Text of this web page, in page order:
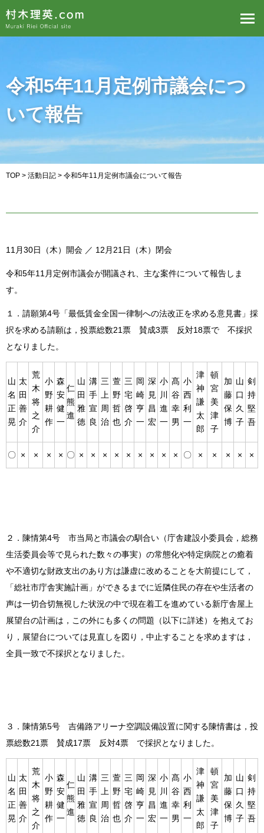
令和5年11月定例市議会につ
いて報告
TOP > 活動日記 > 令和5年11月定例市議会について報告
11月30日（木）開会 ／ 12月21日（木）閉会
令和5年11月定例市議会が開議され、主な案件について報告しま
す。
１．請願第4号「最低賃金全国一律制への法改正を求める意見書」採
択を求める請願は，投票総数21票 賛成3票 反対18票で 不採択
となりました。
山
名
正
晃
太
田
善
介
荒
木
将
之
介
小
野
耕
作
森
安
健
一
仁
熊
進
山
田
雅
徳
溝
手
宣
良
三
上
周
治
萱
野
哲
也
三
宅
啓
介
岡
崎
亨
一
深
見
昌
宏
小
川
進
一
髙
谷
幸
男
小
西
利
一
津
神
謙
太
郎
頓
宮
美
津
子
加
藤
保
博
山
口
久
子
剣
持
堅
吾
〇 × × × × 〇 × × × × × × × × × 〇 × × × × ×
２．陳情第4号 市当局と市議会の馴合い（庁舎建設小委員会，総務
生活委員会等で見られた数々の事実）の常態化や特定病院との癒着
や不適切な財政支出のあり方は謙虚に改めることを大前提にして，
「総社市庁舎実施計画」ができるまでに近隣住民の存在や生活者の
声は一切合切無視した状況の中で現在着工を進めている新庁舎屋上
展望台の計画は，この外にも多くの問題（以下に詳述）を抱えてお
り，展望台については見直しを図り，中止することを求めますは，
全員一致で不採択となりました。
３．陳情第5号 吉備路アリーナ空調設備設置に関する陳情書は，投
票総数21票 賛成17票 反対4票 で採択となりました。
山
名
正
晃
太
田
善
介
荒
木
将
之
介
小
野
耕
作
森
安
健
一
仁
熊
進
山
田
雅
徳
溝
手
宣
良
三
上
周
治
萱
野
哲
也
三
宅
啓
介
岡
崎
亨
一
深
見
昌
宏
小
川
進
一
髙
谷
幸
男
小
西
利
一
津
神
謙
太
郎
頓
宮
美
津
子
加
藤
保
博
山
口
久
子
剣
持
堅
吾